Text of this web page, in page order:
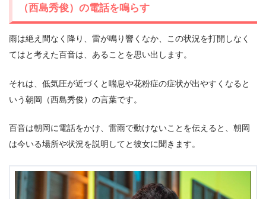
（西島秀俊）の電話を鳴らす
雨は絶え間なく降り、雷が鳴り響くなか、この状況を打開しなく
てはと考えた百音は、あることを思い出します。
それは、低気圧が近づくと喘息や花粉症の症状が出やすくなると
いう朝岡（西島秀俊）の言葉です。
百音は朝岡に電話をかけ、雷雨で動けないことを伝えると、朝岡
は今いる場所や状況を説明してと彼女に聞きます。